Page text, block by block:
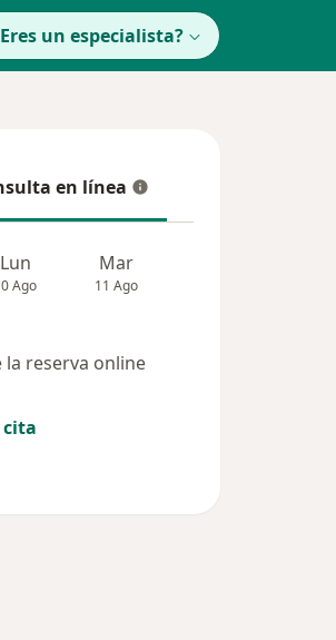
un especialista?
en línea
en línea
Lun
Ago
Mar
11 Ago
reserva online